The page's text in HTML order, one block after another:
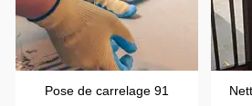
Pose de carrelage 91